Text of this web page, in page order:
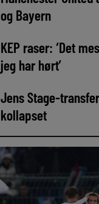
og Bayern
KEP raser: ‘Det
jeg har hørt’
Jens Stage-
kollapset